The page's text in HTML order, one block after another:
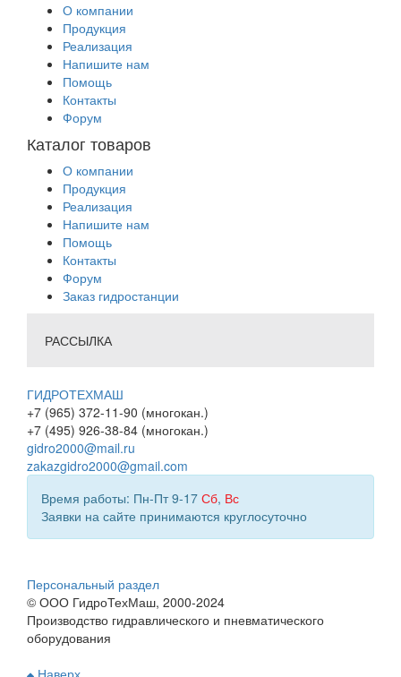
О компании
Продукция
Реализация
Напишите нам
Помощь
Контакты
Форум
Каталог товаров
О компании
Продукция
Реализация
Напишите нам
Помощь
Контакты
Форум
Заказ гидростанции
РАССЫЛКА
ГИДРОТЕХМАШ
+7 (965) 372-11-90 (многокан.)
+7 (495) 926-38-84 (многокан.)
gidro2000@mail.ru
zakazgidro2000@gmail.com
Время работы: Пн-Пт 9-17 Сб, Вс
Заявки на сайте принимаются круглосуточно
Персональный раздел
© ООО ГидроТехМаш, 2000-2024
Производство гидравлического и пневматического
оборудования